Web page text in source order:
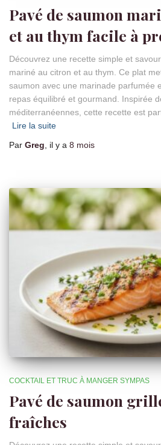
Pavé de saumon
et au thym facile à
Découvrez une recette simple et
mariné au citron et au thym. Ce plat
saumon avec une marinade parfumée
repas équilibré et gourmand. Inspirée
méditerranéennes, cette recette est
Lire la suite
Par Greg, il y a 8 mois
COCKTAIL ET TRUC À MANGER SYMPAS
Pavé de saumon
fraîches